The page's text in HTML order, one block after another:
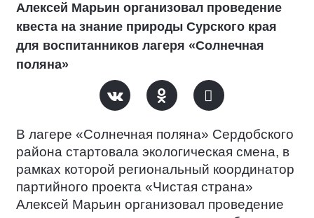
Алексей Марьин организовал проведение
квеста на знание природы Сурского края
для воспитанников лагеря «Солнечная
поляна»
В лагере «Солнечная поляна» Сердобского
района стартовала экологическая смена, в
рамках которой региональный координатор
партийного проекта «Чистая страна»
Алексей Марьин организовал проведение